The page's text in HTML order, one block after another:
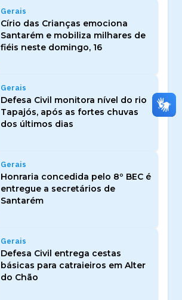
Gerais
Círio das Crianças emociona
Santarém e mobiliza milhares de
fiéis neste domingo, 16
Gerais
Defesa Civil monitora nível do rio
Tapajós, após as fortes chuvas
dos últimos dias
Gerais
Honraria concedida pelo 8º BEC é
entregue a secretários de
Santarém
Gerais
Defesa Civil entrega cestas
básicas para catraieiros em Alter
do Chão